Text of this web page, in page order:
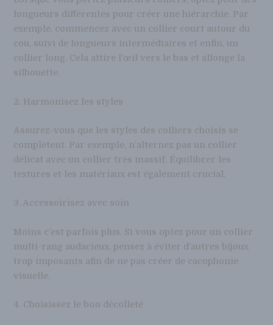
longueurs différentes pour créer une hiérarchie. Par
exemple, commencez avec un collier court autour du
cou, suivi de longueurs intermédiaires et enfin, un
collier long. Cela attire l’œil vers le bas et allonge la
silhouette.
2. Harmonisez les styles
Assurez-vous que les styles des colliers choisis se
complètent. Par exemple, n’alternez pas un collier
délicat avec un collier très massif. Équilibrer les
textures et les matériaux est également crucial.
3. Accessoirisez avec soin
Moins c’est parfois plus. Si vous optez pour un collier
multi-rang audacieux, pensez à éviter d’autres bijoux
trop imposants afin de ne pas créer de cacophonie
visuelle.
4. Choisissez le bon décolleté